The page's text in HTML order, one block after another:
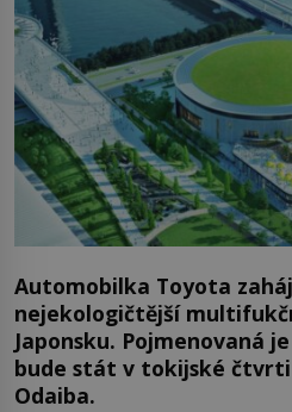
Automobilka Toyota
nejekologičtější
Japonsku. Pojmenovaná
bude stát v tokijské
Odaiba.